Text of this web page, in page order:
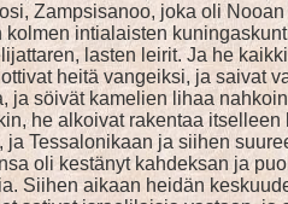
Zampsisanoo, joka oli
intialaisten
lasten leirit. Ja he
heitä vangeiksi, ja saivat
söivät kamelien lihaa
he alkoivat rakentaa
Tessalonikaan ja siihen
oli kestänyt kahdeksan ja
Siihen aikaan heidän